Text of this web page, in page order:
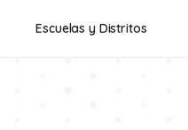
Escuelas y Distritos